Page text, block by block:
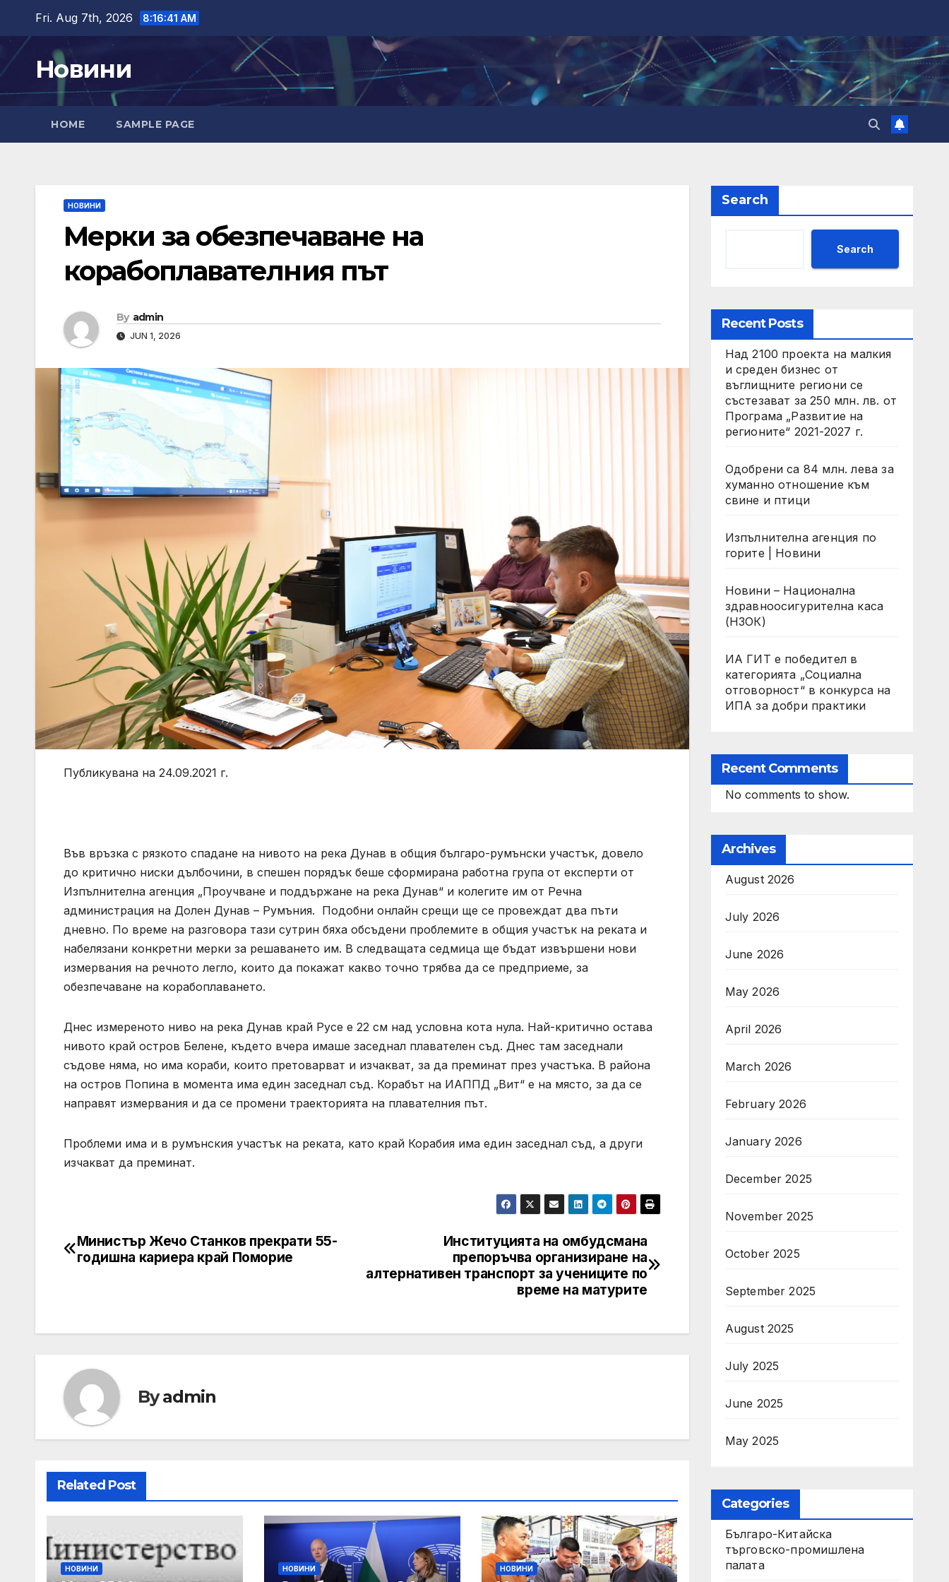
content
Fri. Aug 7th, 2026 8:16:42 AM
Новини
HOME SAMPLE PAGE
НОВИНИ
Mерки за обезпечаване на
корабоплавателния път
By admin
JUN 1, 2026
Публикувана на 24.09.2021 г.
Във връзка с рязкото спадане на нивото на река Дунав в общия българо-румънски участък, довело
до критично ниски дълбочини, в спешен порядък беше сформирана работна група от експерти от
Изпълнителна агенция „Проучване и поддържане на река Дунав“ и колегите им от Речна
администрация на Долен Дунав – Румъния. Подобни онлайн срещи ще се провеждат два пъти
дневно. По време на разговора тази сутрин бяха обсъдени проблемите в общия участък на реката и
набелязани конкретни мерки за решаването им. В следващата седмица ще бъдат извършени нови
измервания на речното легло, които да покажат какво точно трябва да се предприеме, за
обезпечаване на корабоплаването.
Днес измереното ниво на река Дунав край Русе е 22 см над условна кота нула. Най-критично остава
нивото край остров Белене, където вчера имаше заседнал плавателен съд. Днес там заседнали
съдове няма, но има кораби, които претоварват и изчакват, за да преминат през участъка. В района
на остров Попина в момента има един заседнал съд. Корабът на ИАППД „Вит“ е на място, за да се
направят измервания и да се промени траекторията на плавателния път.
Проблеми има и в румънския участък на реката, като край Корабия има един заседнал съд, а други
изчакват да преминат.
Post
Институцията на омбудсмана
препоръчва организиране на
алтернативен транспорт за учениците по
време на матурите
Министър Жечо Станков прекрати 55-
годишна кариера край Поморие
Byadmin
Related Post
НОВИНИ НОВИНИ НОВИНИ
Search
Search
Recent Posts
Над 2100 проекта на малкия
и среден бизнес от
въглищните региони се
състезават за 250 млн. лв. от
Програма „Развитие на
регионите“ 2021-2027 г.
Одобрени са 84 млн. лева за
хуманно отношение към
свине и птици
Изпълнителна агенция по
горите | Новини
Новини – Национална
здравноосигурителна каса
(НЗОК)
ИА ГИТ е победител в
категорията „Социална
отговорност“ в конкурса на
ИПА за добри практики
Recent Comments
No comments to show.
Archives
August 2026
July 2026
June 2026
May 2026
April 2026
March 2026
February 2026
January 2026
December 2025
November 2025
October 2025
September 2025
August 2025
July 2025
June 2025
May 2025
Categories
Българо-Китайска
търговско-промишлена
палата